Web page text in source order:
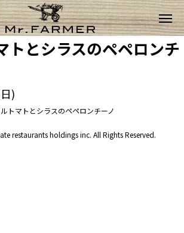
トとシラスのペペロンチ
)
トマトとシラスのペペロンチーノ
restaurants holdings inc. All Rights Reserved.